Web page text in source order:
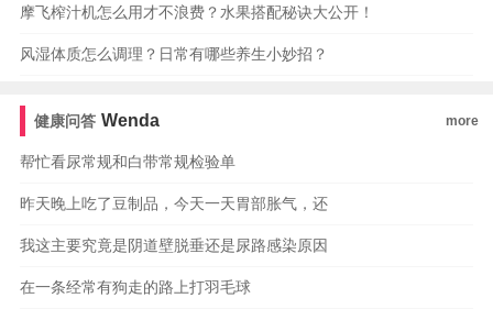
摩飞榨汁机怎么用才不浪费？水果搭配秘诀大公开！
风湿体质怎么调理？日常有哪些养生小妙招？
健康问答 Wenda more
帮忙看尿常规和白带常规检验单
昨天晚上吃了豆制品，今天一天胃部胀气，还
我这主要究竟是阴道壁脱垂还是尿路感染原因
在一条经常有狗走的路上打羽毛球